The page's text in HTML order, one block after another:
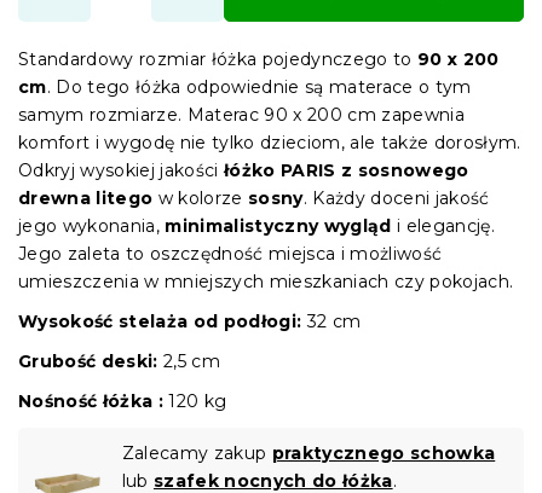
Standardowy rozmiar łóżka pojedynczego to 90 x 200
cm. Do tego łóżka odpowiednie są materace o tym
samym rozmiarze. Materac 90 x 200 cm zapewnia
komfort i wygodę nie tylko dzieciom, ale także dorosłym.
Odkryj wysokiej jakościłóżko PARIS z sosnowego
drewna litego w kolorze sosny. Każdy doceni jakość
jego wykonania, minimalistyczny wygląd i elegancję.
Jego zaleta to oszczędność miejsca i możliwość
umieszczenia w mniejszych mieszkaniach czy pokojach.
Wysokość stelaża od podłogi:32 cm
Grubość deski: 2,5 cm
Nośność łóżka : 120 kg
Zalecamy zakup praktycznego schowka
lub szafek nocnych do łóżka.